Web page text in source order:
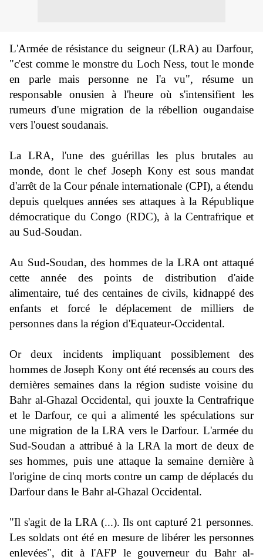
L'Armée de résistance du seigneur (LRA) au Darfour,
"c'est comme le monstre du Loch Ness, tout le monde
en parle mais personne ne l'a vu", résume un
responsable onusien à l'heure où s'intensifient les
rumeurs d'une migration de la rébellion ougandaise
vers l'ouest soudanais.
La LRA, l'une des guérillas les plus brutales au
monde, dont le chef Joseph Kony est sous mandat
d'arrêt de la Cour pénale internationale (CPI), a étendu
depuis quelques années ses attaques à la République
démocratique du Congo (RDC), à la Centrafrique et
au Sud-Soudan.
Au Sud-Soudan, des hommes de la LRA ont attaqué
cette année des points de distribution d'aide
alimentaire, tué des centaines de civils, kidnappé des
enfants et forcé le déplacement de milliers de
personnes dans la région d'Equateur-Occidental.
Or deux incidents impliquant possiblement des
hommes de Joseph Kony ont été recensés au cours des
dernières semaines dans la région sudiste voisine du
Bahr al-Ghazal Occidental, qui jouxte la Centrafrique
et le Darfour, ce qui a alimenté les spéculations sur
une migration de la LRA vers le Darfour. L'armée du
Sud-Soudan a attribué à la LRA la mort de deux de
ses hommes, puis une attaque la semaine dernière à
l'origine de cinq morts contre un camp de déplacés du
Darfour dans le Bahr al-Ghazal Occidental.
"Il s'agit de la LRA (...). Ils ont capturé 21 personnes.
Les soldats ont été en mesure de libérer les personnes
enlevées", dit à l'AFP le gouverneur du Bahr al-